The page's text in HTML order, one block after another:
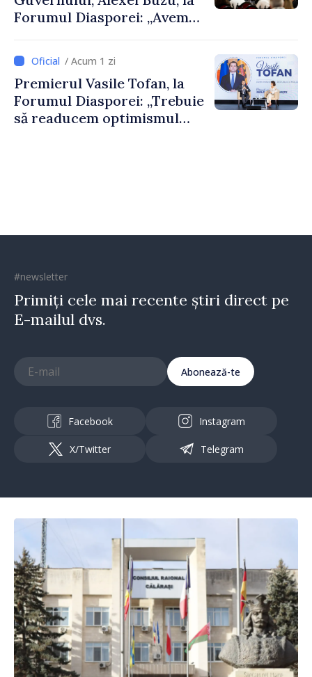
Forumul Diasporei: „Avem
dumneavoastră pentru a
construi comunități mai
puternice”
/ Acum 1 zi
Premierul Vasile Tofan, la
Forumul Diasporei: „Trebuie
să readucem optimismul
#newsletter
Primiți cele mai recente știri direct pe
E-mailul dvs.
Abonează-te
Facebook Instagram
X/Twitter Telegram